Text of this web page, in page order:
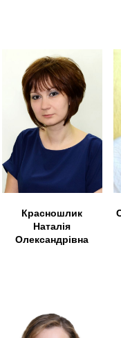
Красношлик
Наталія
Олександрівна